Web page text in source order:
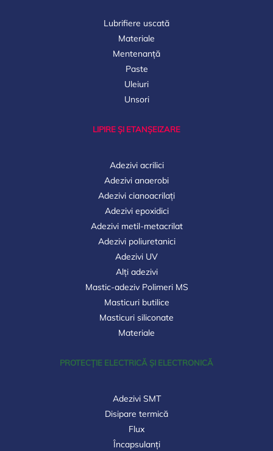
Lubrifiere uscată
Materiale
Mentenanță
Paste
Uleiuri
Unsori
LIPIRE ȘI ETANȘEIZARE
Adezivi acrilici
Adezivi anaerobi
Adezivi cianoacrilați
Adezivi epoxidici
Adezivi metil-metacrilat
Adezivi poliuretanici
Adezivi UV
Alți adezivi
Mastic-adeziv Polimeri MS
Masticuri butilice
Masticuri siliconate
Materiale
PROTECȚIE ELECTRICĂ ȘI ELECTRONICĂ
Adezivi SMT
Disipare termică
Flux
Încapsulanți